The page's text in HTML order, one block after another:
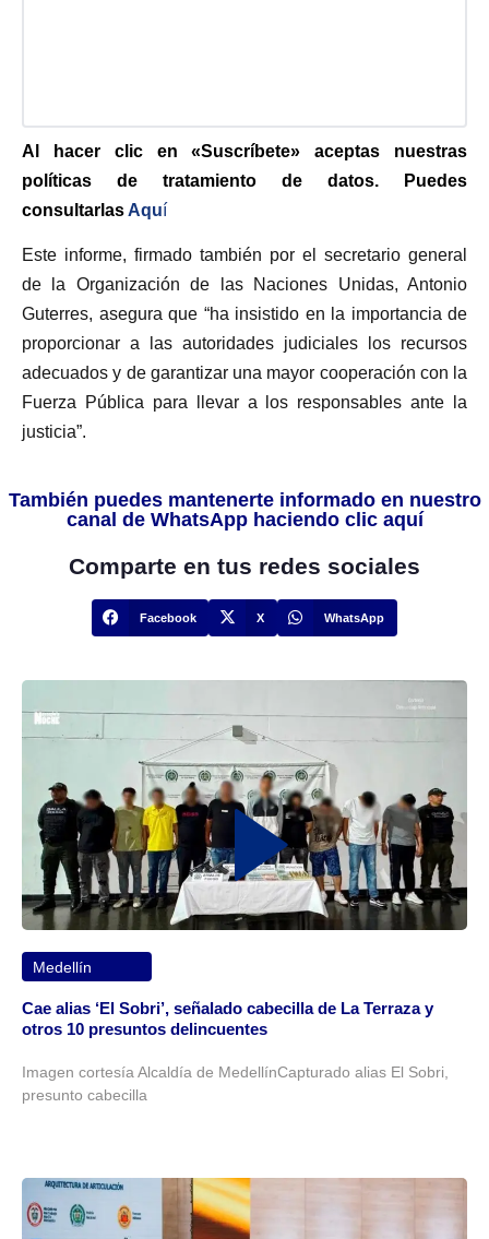
Al hacer clic en «Suscríbete» aceptas nuestras
políticas de tratamiento de datos. Puedes
consultarlas Aquí
Este informe, firmado también por el secretario general
de la Organización de las Naciones Unidas, Antonio
Guterres, asegura que “ha insistido en la importancia de
proporcionar a las autoridades judiciales los recursos
adecuados y de garantizar una mayor cooperación con la
Fuerza Pública para llevar a los responsables ante la
justicia”.
También puedes mantenerte informado en nuestro
canal de WhatsApp haciendo clic aquí
Comparte en tus redes sociales
Facebook X WhatsApp
Medellín
Cae alias ‘El Sobri’, señalado cabecilla de La Terraza y
otros 10 presuntos delincuentes
Imagen cortesía Alcaldía de MedellínCapturado alias El Sobri,
presunto cabecilla